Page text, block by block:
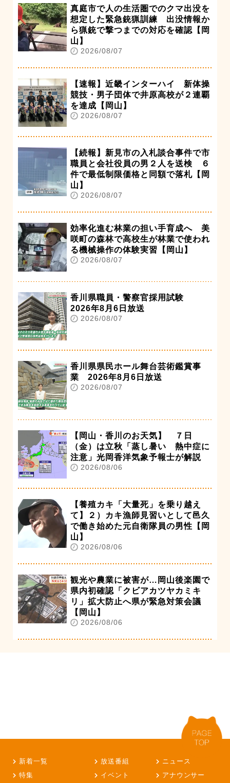
真庭市で人の生活圏でのクマ出没を
想定した緊急銃猟訓練 出没情報か
ら猟銃で撃つまでの対応を確認【岡
山】
2026/08/07
【速報】近畿インターハイ 新体操
競技・男子団体で井原高校が２連覇
を達成【岡山】
2026/08/07
【続報】新見市の入札談合事件で市
職員と会社役員の男２人を送検 ６
件で最低制限価格と同額で落札【岡
山】
2026/08/07
効率化進む林業の担い手育成へ 美
咲町の森林で高校生が林業で使われ
る機械操作の体験実習【岡山】
2026/08/07
香川県職員・警察官採用試験
2026年8月6日放送
2026/08/07
香川県県民ホール舞台芸術鑑賞事
業 2026年8月6日放送
2026/08/07
【岡山・香川のお天気】 ７日
（金）は立秋「蒸し暑い 熱中症に
注意」光岡香洋気象予報士が解説
2026/08/06
【養殖カキ「大量死」を乗り越え
て】２）カキ漁師見習いとして邑久
で働き始めた元自衛隊員の男性【岡
山】
2026/08/06
観光や農業に被害が…岡山後楽園で
県内初確認「クビアカツヤカミキ
リ」拡大防止へ県が緊急対策会議
【岡山】
2026/08/06
新着一覧 放送番組
ニュース
特集
イベント
アナウンサー